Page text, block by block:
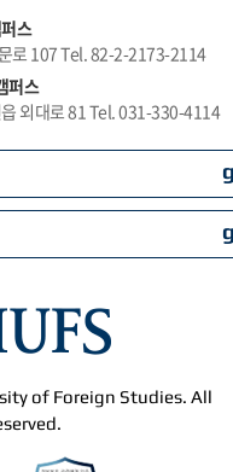
스
로 107 Tel. 82-2-2173-2114
퍼스
외대로 81 Tel. 031-330-4114
of Foreign Studies. All